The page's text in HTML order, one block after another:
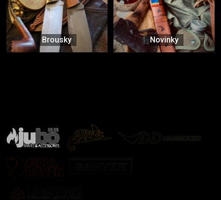
Brousky Novinky